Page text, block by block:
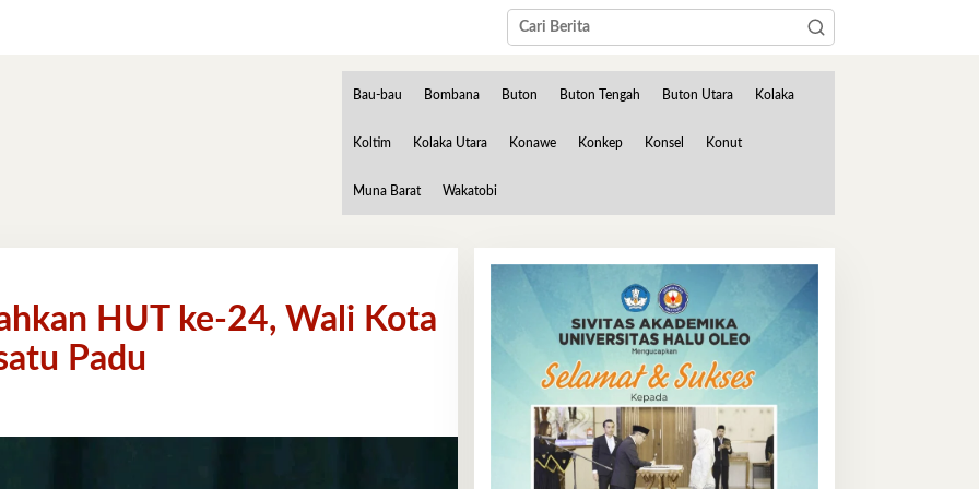
Bau-bau Bombana Buton Buton Tengah Buton Utara Kolaka
Koltim Kolaka Utara Konawe Konkep Konsel Konut
Muna Barat Wakatobi
HUT ke-24, Wali Kota
Padu